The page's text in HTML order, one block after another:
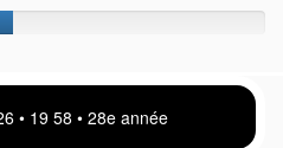
• 19 58 • 28e année